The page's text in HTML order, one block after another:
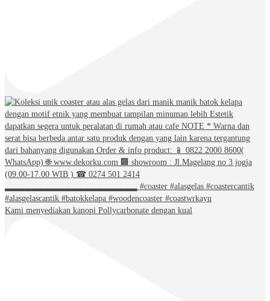
Kami menyediakan kanopi Pollycarbonate dengan kual